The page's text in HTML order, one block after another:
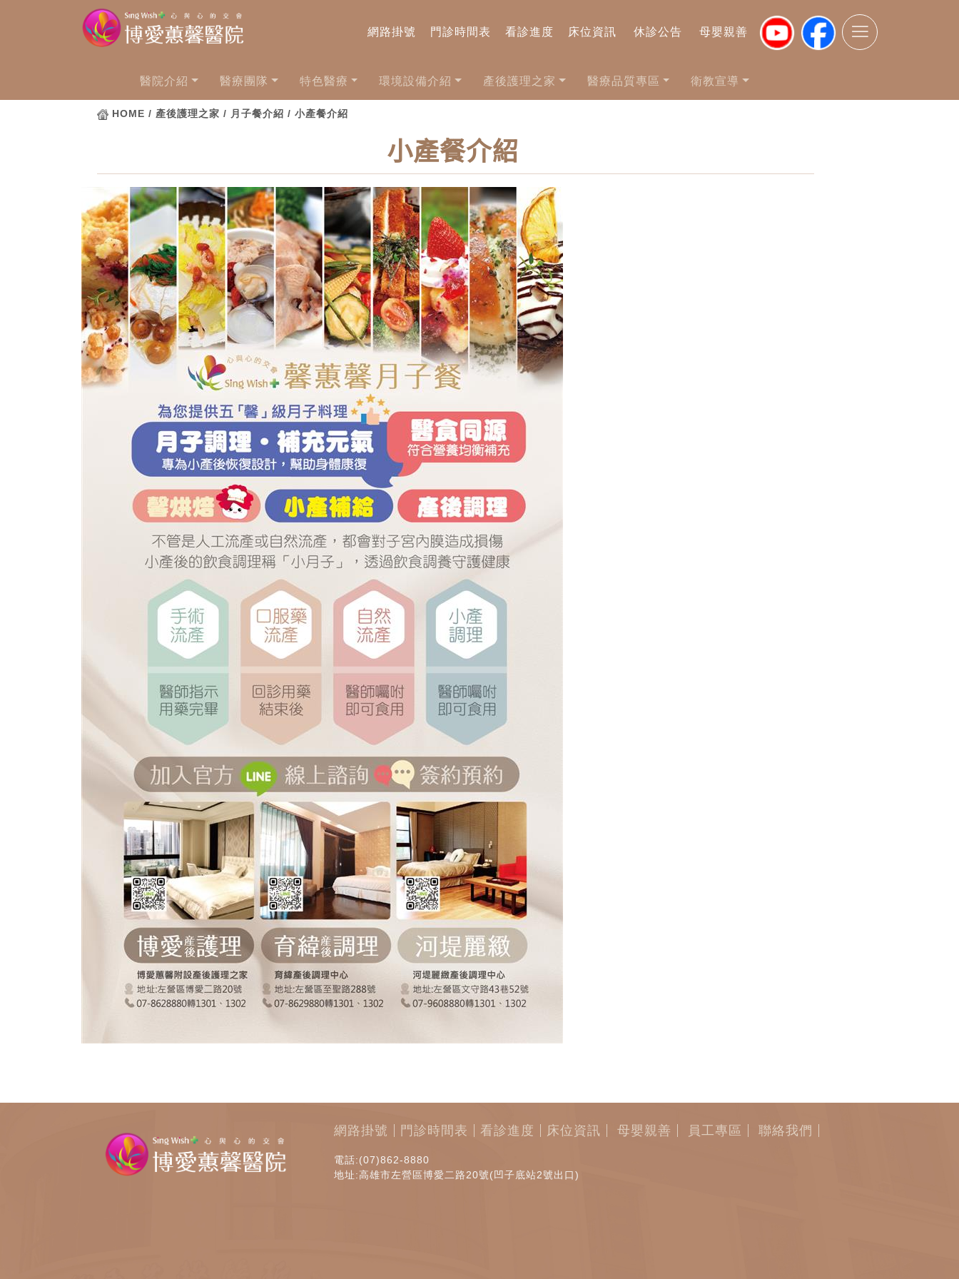
網路掛號 門診時間表 看診進度 床位資訊 休診公告 母嬰親善
醫院介紹 醫療團隊 特色醫療 環境設備介紹 產後護理之家 醫療品質專區 衛教宣導
HOME / 產後護理之家 / 月子餐介紹 / 小產餐介紹
小產餐介紹
網路掛號 門診時間表 看診進度 床位資訊 母嬰親善 員工專區 聯絡我們
電話:(07)862-8880
地址:高雄市左營區博愛二路20號(凹子底站2號出口)